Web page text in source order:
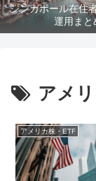
シンガポール在住
運用まと
アメ
アメリカ株・ETF